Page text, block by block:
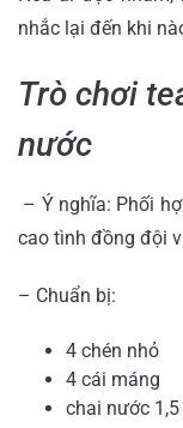
nhắc lại đến khi
Trò chơi
nước
– Ý nghĩa: Phối
cao tình đồng đội
– Chuẩn bị:
4 chén nhỏ
4 cái máng
chai nước